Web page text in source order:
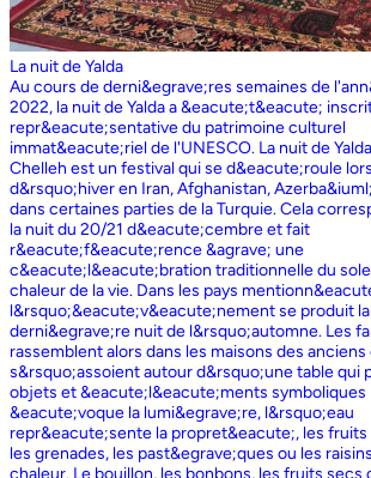
La nuit de Yalda
Au cours de derni&egrave;res semaines de
2022, la nuit de Yalda a &eacute;t&eacute;
repr&eacute;sentative du patrimoine culturel
immat&eacute;riel de l'UNESCO. La nuit de
Chelleh est un festival qui se d&eacute;roule
d&rsquo;hiver en Iran, Afghanistan,
dans certaines parties de la Turquie. Cela
la nuit du 20/21 d&eacute;cembre et fait
r&eacute;f&eacute;rence &agrave; une
c&eacute;l&eacute;bration traditionnelle du
chaleur de la vie. Dans les pays
l&rsquo;&eacute;v&eacute;nement se produit la
derni&egrave;re nuit de l&rsquo;automne. Les
rassemblent alors dans les maisons des anciens
s&rsquo;assoient autour d&rsquo;une table qui
objets et &eacute;l&eacute;ments symboliques
&eacute;voque la lumi&egrave;re, l&rsquo;eau
repr&eacute;sente la propret&eacute;, les
les grenades, les past&egrave;ques ou les